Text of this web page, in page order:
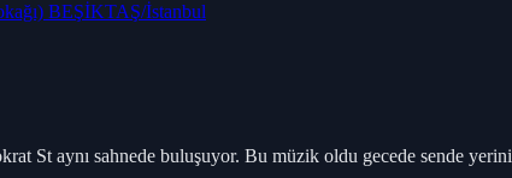
BEŞİKTAŞ/İstanbul
St aynı sahnede buluşuyor. Bu müzik oldu gecede sende